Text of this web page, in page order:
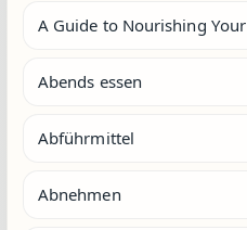
A Guide to Nourishing
Abends essen
Abführmittel
Abnehmen